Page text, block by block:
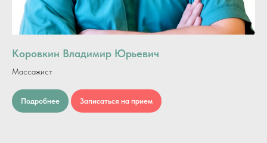
Коровкин Владимир Юрьевич
Массажист
Подробнее Записаться на прием